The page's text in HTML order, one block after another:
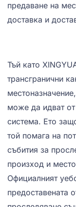
предаване на
доставка и
Тъй като
трансгранични
може да идват от
система. Ето
той помага на
събития за
произход и
Официалният
предоставената